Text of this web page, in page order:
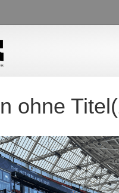
ohne